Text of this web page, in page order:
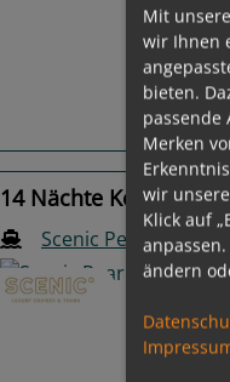
14 Nächte Köln,
Scenic Pearl
Mit
wir Ihnen
bieten.
passende
Merken
wir
Klick auf
ändern